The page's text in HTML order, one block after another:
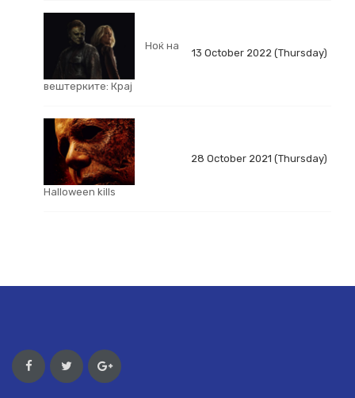
Ноќ на
вештерките: Крај
13 October 2022 (Thursday)
Halloween kills
28 October 2021 (Thursday)